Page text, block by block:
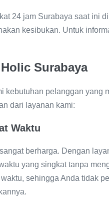
24 jam Surabaya saat ini
kesibukan. Untuk
Surabaya
kebutuhan pelanggan yang
dari layanan kami:
Waktu
berharga. Dengan
yang singkat tanpa
sehingga Anda tidak